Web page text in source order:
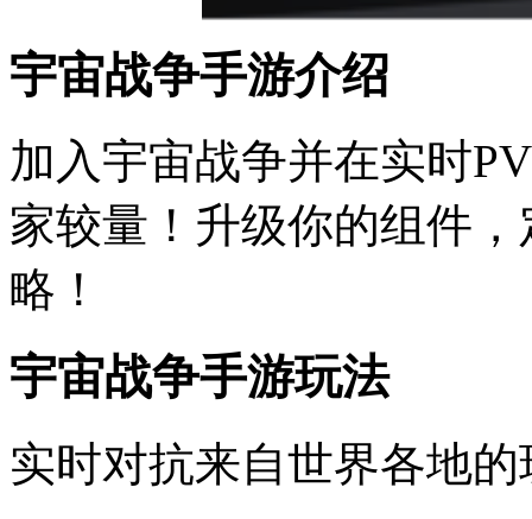
宇宙战争手游介绍
加入宇宙战争并在实时
家较量！升级你的组件
略！
宇宙战争手游玩法
实时对抗来自世界各地